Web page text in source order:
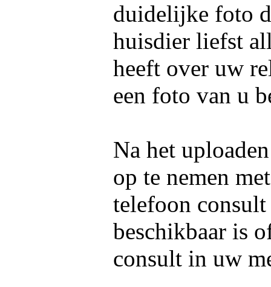
duidelijke foto
huisdier liefst
heeft over uw
een foto van u
Na het
op te nemen
telefoon
beschikbaar is
consult in uw